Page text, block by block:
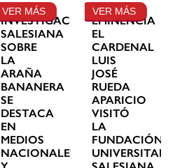
LA
INVESTIGACIÓN
SALESIANA
SOBRE
LA
ARAÑA
BANANERA
SE
DESTACA
EN
MEDIOS
NACIONALES
VER MÁS
SU
EMINENCIA
EL
CARDENAL
LUIS
JOSÉ
RUEDA
APARICIO
VISITÓ
LA
FUNDACIÓN
UNIVERSITARIA
VER MÁS